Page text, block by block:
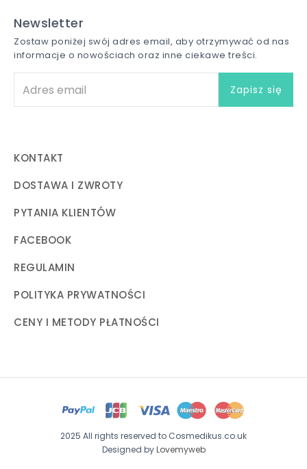
Newsletter
Zostaw poniżej swój adres email, aby otrzymywać od nas
informacje o nowościach oraz inne ciekawe treści.
KONTAKT
DOSTAWA I ZWROTY
PYTANIA KLIENTÓW
FACEBOOK
REGULAMIN
POLITYKA PRYWATNOŚCI
CENY I METODY PŁATNOŚCI
2025 All rights reserved to Cosmedikus.co.uk
Designed byLovemyweb